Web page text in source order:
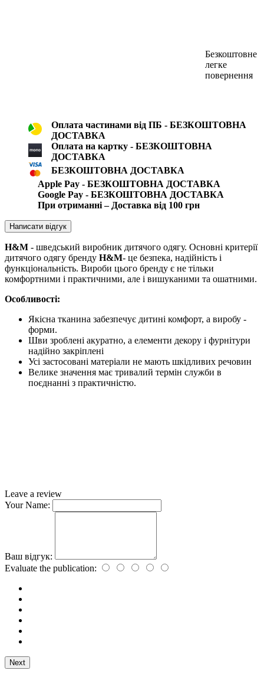
Безкоштовне
легке
повернення
Оплата частинами від ПБ - БЕЗКОШТОВНА
ДОСТАВКА
Оплата на картку - БЕЗКОШТОВНА
ДОСТАВКА
БЕЗКОШТОВНА ДОСТАВКА
Apple Pay - БЕЗКОШТОВНА ДОСТАВКА
Google Pay - БЕЗКОШТОВНА ДОСТАВКА
При отриманні – Доставка від 100 грн
Написати відгук
H&M - шведський виробник дитячого одягу. Основні критерії
дитячого одягу бренду H&M- це безпека, надійність і
функціональність. Вироби цього бренду є не тільки
комфортними і практичними, але і вишуканими та ошатними.
Особливості:
Якісна тканина забезпечує дитині комфорт, а виробу -
форми.
Шви зроблені акуратно, а елементи декору і фурнітури
надійно закріплені
Усі застосовані матеріали не мають шкідливих речовин
Велике значення має тривалий термін служби в
поєднанні з практичністю.
Leave a review
Your Name:
Ваш відгук:
Evaluate the publication:
Next